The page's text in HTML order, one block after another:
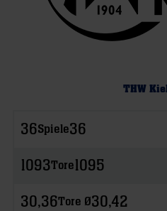
THW Kiel
36Spiele36
1093Tore1095
30,36Tore Ø30,42